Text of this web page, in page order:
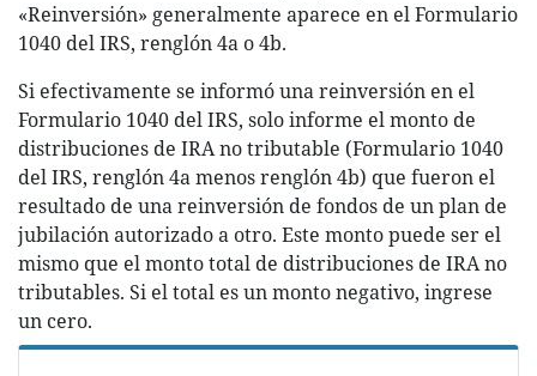
«Reinversión» generalmente aparece en el Formulario
1040 del IRS, renglón 4a o 4b.
Si efectivamente se informó una reinversión en el
Formulario 1040 del IRS, solo informe el monto de
distribuciones de IRA no tributable (Formulario 1040
del IRS, renglón 4a menos renglón 4b) que fueron el
resultado de una reinversión de fondos de un plan de
jubilación autorizado a otro. Este monto puede ser el
mismo que el monto total de distribuciones de IRA no
tributables. Si el total es un monto negativo, ingrese
un cero.